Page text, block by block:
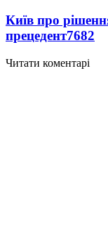
Київ про
прецедент7682
Читати коментарі